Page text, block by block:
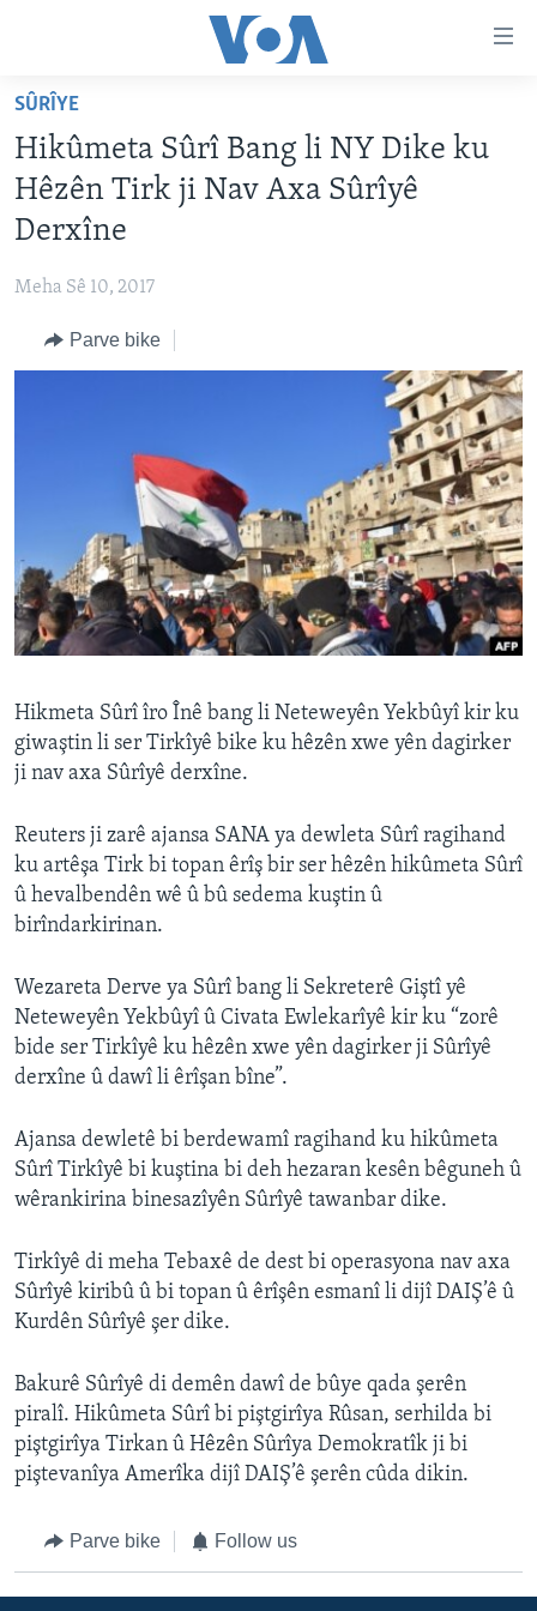
Yekser
naveroka
serekî
Yekser
here
Malpera
Yekser
here
DESTPÊK
NÛÇE
VÎDYO GALERÎ
HEVPEYVÎN
HERÊMÊN KURDAN
TIRKÎYE
SÛRÎYE
ROJHILATA NAVÎN
ÇAND Û HUNER
SERNIVÎS
SORANÎ
Learning English
FOLLOW US
Zimanên Din
SÛRÎYE
Hikûmeta Sûrî Bang li NY Dike ku
Hêzên Tirk ji Nav Axa Sûrîyê
Derxîne
Meha Sê 10, 2017
Parve bike
Hikmeta Sûrî îro Înê bang li Neteweyên Yekbûyî kir ku
giwaştin li ser Tirkîyê bike ku hêzên xwe yên dagirker
ji nav axa Sûrîyê derxîne.
Reuters ji zarê ajansa SANA ya dewleta Sûrî ragihand
ku artêşa Tirk bi topan êrîş bir ser hêzên hikûmeta Sûrî
û hevalbendên wê û bû sedema kuştin û
birîndarkirinan.
Wezareta Derve ya Sûrî bang li Sekreterê Giştî yê
Neteweyên Yekbûyî û Civata Ewlekarîyê kir ku “zorê
bide ser Tirkîyê ku hêzên xwe yên dagirker ji Sûrîyê
derxîne û dawî li êrîşan bîne”.
Ajansa dewletê bi berdewamî ragihand ku hikûmeta
Sûrî Tirkîyê bi kuştina bi deh hezaran kesên bêguneh û
wêrankirina binesazîyên Sûrîyê tawanbar dike.
Tirkîyê di meha Tebaxê de dest bi operasyona nav axa
Sûrîyê kiribû û bi topan û êrîşên esmanî li dijî DAIŞ’ê û
Kurdên Sûrîyê şer dike.
Bakurê Sûrîyê di demên dawî de bûye qada şerên
piralî. Hikûmeta Sûrî bi piştgirîya Rûsan, serhilda bi
piştgirîya Tirkan û Hêzên Sûrîya Demokratîk ji bi
piştevanîya Amerîka dijî DAIŞ’ê şerên cûda dikin.
Parve bike Follow us